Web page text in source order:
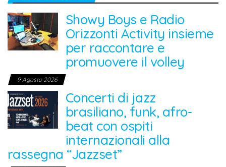
Showy Boys e Radio
Orizzonti Activity insieme
per raccontare e
promuovere il volley
9 Agosto 2026
Concerti di jazz
brasiliano, funk, afro-
beat con ospiti
internazionali alla
rassegna “Jazzset”